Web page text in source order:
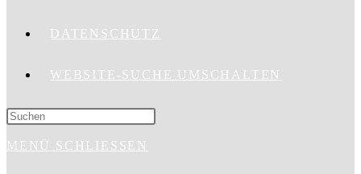
DATENSCHUTZ
WEBSITE-SUCHE UMSCHALTEN
MENÜ SCHLIESSEN